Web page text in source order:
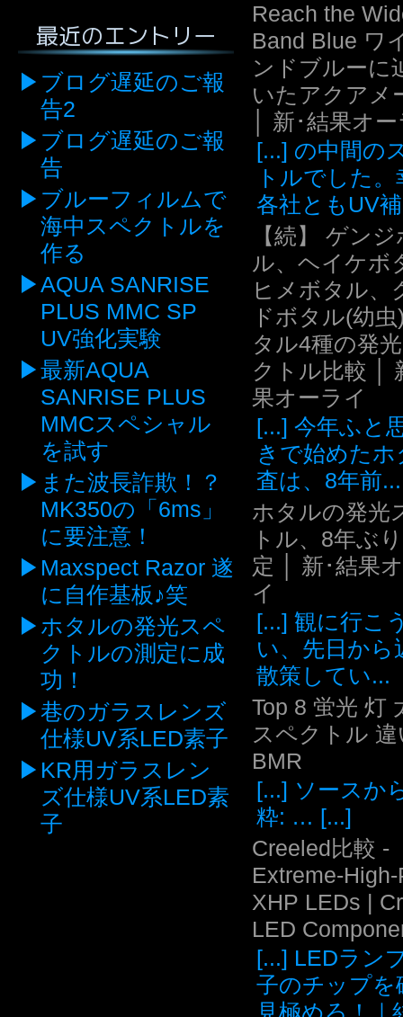
最近のエントリー
ブログ遅延のご報
告2
ブログ遅延のご報
告
ブルーフィルムで
海中スペクトルを
作る
AQUA SANRISE
PLUS MMC SP
UV強化実験
最新AQUA
SANRISE PLUS
MMCスペシャル
を試す
また波長詐欺！？
MK350の「6ms」
に要注意！
Maxspect Razor 遂
に自作基板♪笑
ホタルの発光スペ
クトルの測定に成
功！
巷のガラスレンズ
仕様UV系LED素子
KR用ガラスレン
ズ仕様UV系LED素
子
Reach the
Band Blue ワ
ンドブルーに
いたアクアメ
│ 新･結果オ
[...] の中間の
トルでした
各社ともUV
【続】 ゲン
ル、ヘイケボ
ヒメボタル、
ドボタル(幼
タル4種の発
クトル比較 │
果オーライ
[...] 今年ふと
きで始めたホ
査は、8年前...
ホタルの発光
トル、8年ぶ
定 │ 新･結果
イ
[...] 観に行こ
い、先日から
散策してい...
Top 8 蛍光 灯
スペクトル 違
BMR
[...] ソースか
粋: … [...]
Creeled比較 -
Extreme-
XHP LEDs |
LED
[...] LEDラン
子のチップを
見極めろ！｜